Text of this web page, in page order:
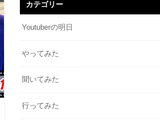
カテゴリー
Youtuberの明日
やってみた
聞いてみた
行ってみた